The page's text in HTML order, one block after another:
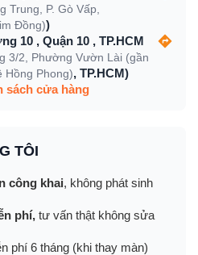
Trung, P. Gò Vấp,
Đồng))
10 , Quận 10 , TP.HCM
3/2, Phường Vườn Lài (gần
Hồng Phong), TP.HCM)
sách cửa hàng
TÔI
công khai, không phát sinh
phí, tư vấn thật không sửa
phí 6 tháng (khi thay màn)